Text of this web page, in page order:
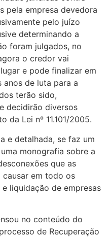
pela empresa devedora
pelo juízo
determinando a
foram julgados, no
o credor vai
e pode finalizar em
anos de luta para a
terão sido,
decidirão diversos
da Lei nº 11.101/2005.
e detalhada, se faz um
monografia sobre a
que as
em todo os
liquidação de empresas
no conteúdo do
de Recuperação